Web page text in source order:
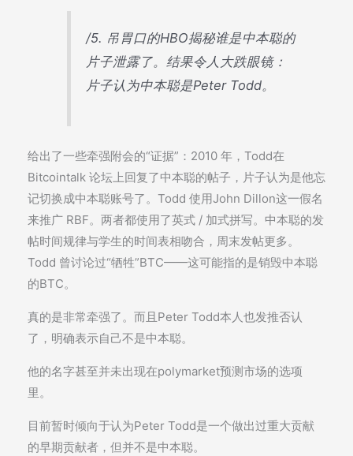
/5. 吊胃口的HBO揭秘谁是中本聪的
片子泄露了。结果令人大跌眼镜：
片子认为中本聪是Peter Todd。
给出了一些牵强附会的“证据”：2010 年，Todd在
Bitcointalk 论坛上回复了中本聪的帖子，片子认为是他忘
记切换成中本聪账号了。Todd 使用John Dillon这一假名
来推广 RBF。两者都使用了英式 / 加式拼写。中本聪的发
帖时间规律与学生的时间表相吻合，周末发帖更多。
Todd 曾讨论过“牺牲”BTC——这可能指的是销毁中本聪
的BTC。
真的是非常牵强了。而且Peter Todd本人也发推否认
了，明确表示自己不是中本聪。
他的名字甚至并未出现在polymarket预测市场的选项
里。
目前暂时倾向于认为Peter Todd是一个做出过重大贡献
的早期贡献者，但并不是中本聪。